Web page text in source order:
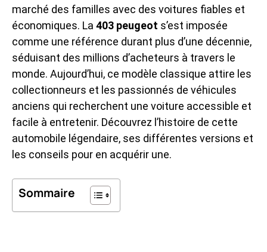
marché des familles avec des voitures fiables et
économiques. La 403 peugeot s’est imposée
comme une référence durant plus d’une décennie,
séduisant des millions d’acheteurs à travers le
monde. Aujourd’hui, ce modèle classique attire les
collectionneurs et les passionnés de véhicules
anciens qui recherchent une voiture accessible et
facile à entretenir. Découvrez l’histoire de cette
automobile légendaire, ses différentes versions et
les conseils pour en acquérir une.
Sommaire